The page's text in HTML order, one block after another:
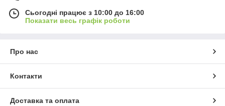
Сьогодні працює з 10:00 до 16:00
Показати весь графік роботи
Про нас
Контакти
Доставка та оплата